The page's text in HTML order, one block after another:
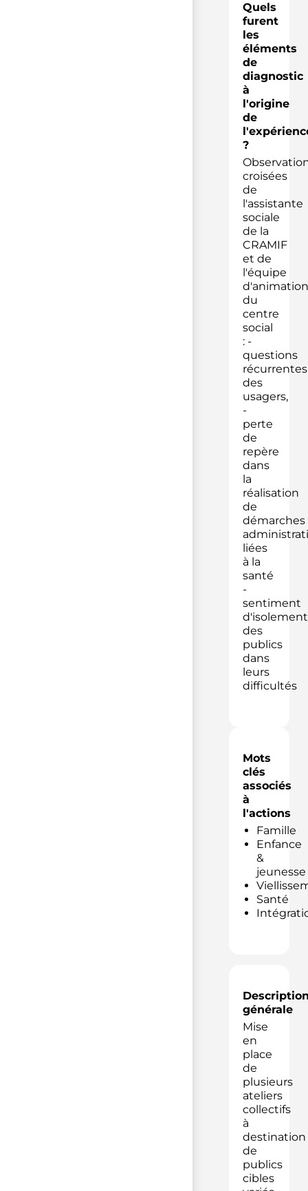
Quels
furent
les
éléments
de
diagnostic
à
l'origine
de
?
croisées
de
l'assistante
sociale
de la
CRAMIF
et de
l'équipe
d'animation
du
centre
social
: -
questions
récurrentes
des
usagers,
-
perte
de
repère
dans
la
réalisation
de
démarches
liées
à la
santé
-
sentiment
d'isolement
des
publics
dans
leurs
difficultés
Mots
clés
associés
à
l'actions
Famille
Enfance
&
jeunesse
Santé
générale
Mise
en
place
de
plusieurs
ateliers
collectifs
à
destination
de
publics
cibles